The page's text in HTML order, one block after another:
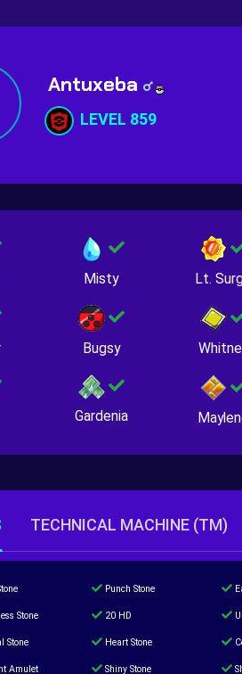
Antuxeba
LEVEL 859
Misty Lt.
Bugsy
Gardenia
TECHNICAL MACHINE (TM)
Punch Stone
Stone 20 HD
Stone Heart Stone
Amulet Shiny Stone